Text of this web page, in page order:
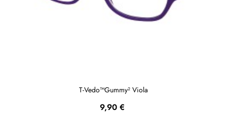
T-Vedo™Gummy² Viola
Prezzo
9,90 €